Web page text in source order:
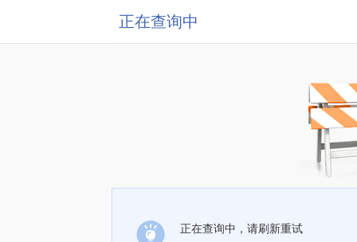
正在查询中
正在查询中，请刷新重试